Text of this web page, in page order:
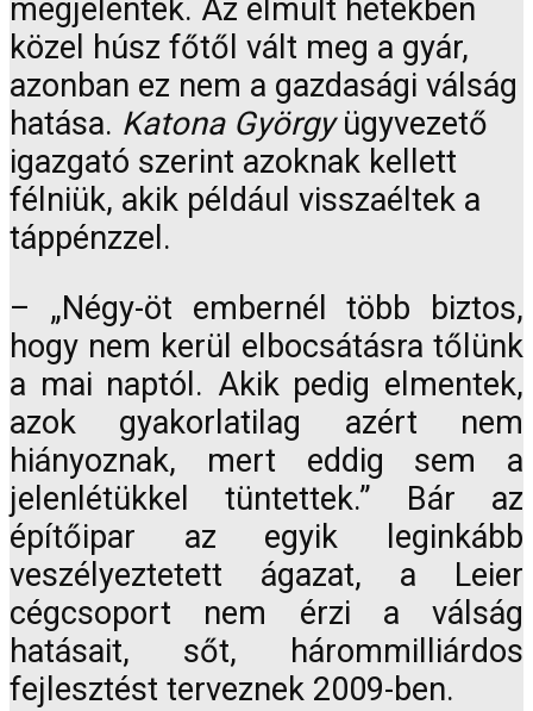
megjelentek. Az elmúlt hetekben
közel húsz főtől vált meg a gyár,
azonban ez nem a gazdasági válság
hatása. Katona Györgyügyvezető
igazgató szerint azoknak kellett
félniük, akik például visszaéltek a
táppénzzel.
– „Négy-öt embernél több biztos,
hogy nem kerül elbocsátásra tőlünk
a mai naptól. Akik pedig elmentek,
azok gyakorlatilag azért nem
hiányoznak, mert eddig sem a
jelenlétükkel tüntettek.” Bár az
építőipar az egyik leginkább
veszélyeztetett ágazat, a Leier
cégcsoport nem érzi a válság
hatásait, sőt, hárommilliárdos
fejlesztést terveznek 2009-ben.